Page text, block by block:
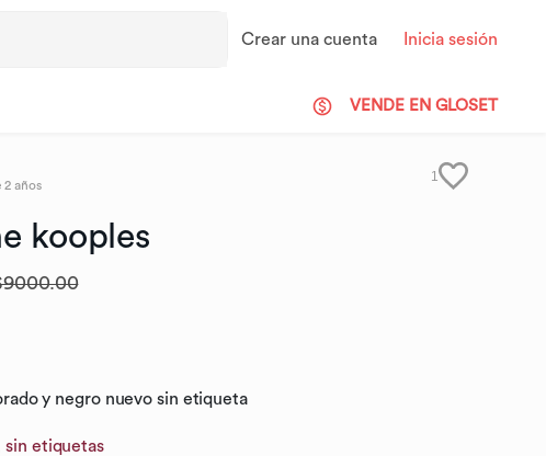
Crear una cuenta Inicia sesión
VENDE EN GLOSET
2 años
1
kooples
y negro nuevo sin etiqueta
sin etiquetas